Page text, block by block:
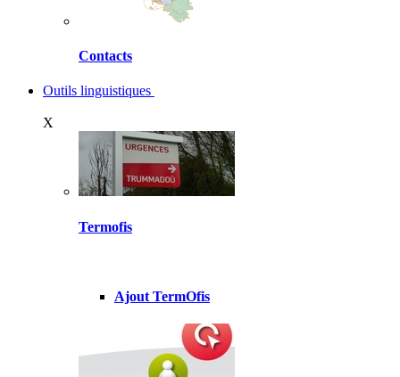
Contacts
Outils linguistiques
X
Termofis
Ajout TermOfis